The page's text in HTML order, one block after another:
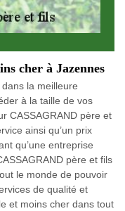
cher à Jazennes
la meilleure
à la taille de vos
CASSAGRAND père et
ainsi qu’un prix
qu’une entreprise
père et fils
le monde de pouvoir
de qualité et
et moins cher dans tout